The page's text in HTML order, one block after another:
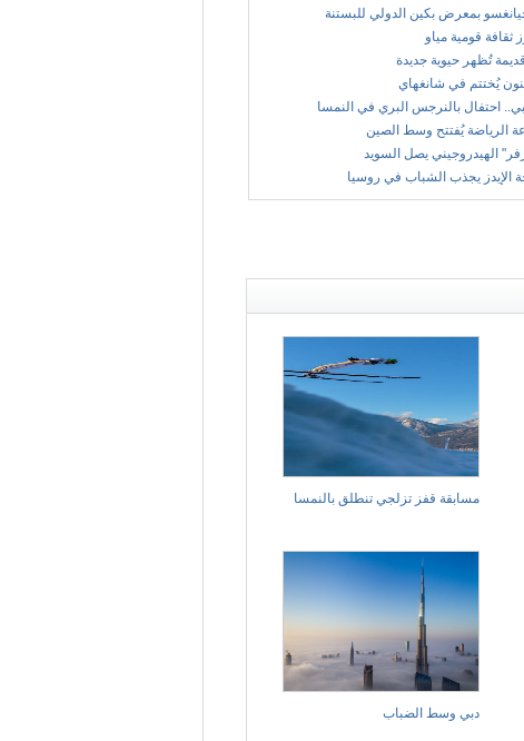
بمعرض بكين الدولي للبستنة
ثقافة قومية مياو
تُظهر حيوية جديدة
يُختتم في شانغهاي
احتفال بالنرجس البري في النمسا
الرياضة يُفتتح وسط الصين
الهيدروجيني يصل السويد
الإيدز يجذب الشباب في روسيا
مسابقة قفز تزلجي تنطلق بالنمسا
دبي وسط الضباب